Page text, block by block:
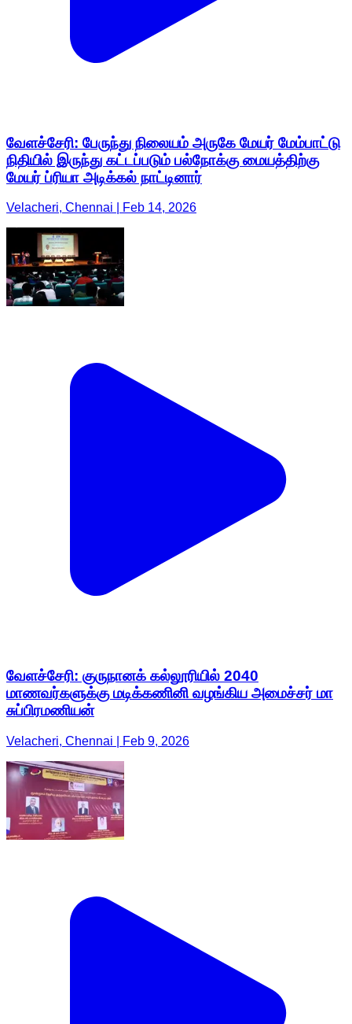
வேளச்சேரி: பேருந்து நிலையம் அருகே மேயர் மேம்பாட்டு
நிதியில் இருந்து கட்டப்படும் பல்நோக்கு மையத்திற்கு
மேயர் ப்ரியா அடிக்கல் நாட்டினார்
Velacheri, Chennai | Feb 14, 2026
வேளச்சேரி: குருநானக் கல்லூரியில் 2040
மாணவர்களுக்கு மடிக்கணினி வழங்கிய அமைச்சர் மா
சுப்பிரமணியன்
Velacheri, Chennai | Feb 9, 2026